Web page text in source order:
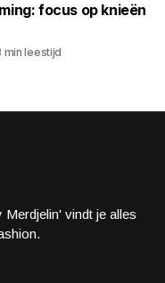
focus op knieën
min leestijd
vindt je alles